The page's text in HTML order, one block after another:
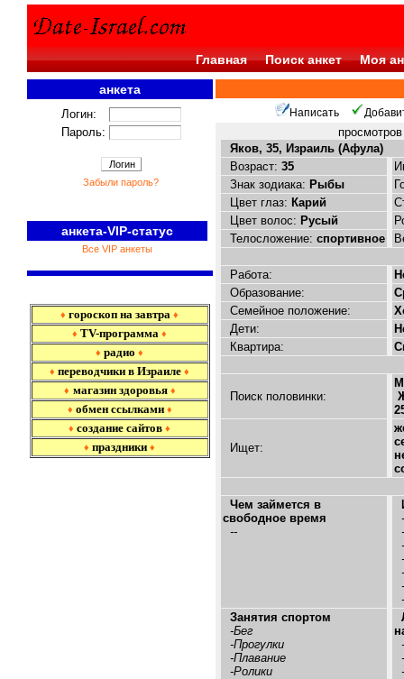
Главная Поиск анкет Моя
анкета
Логин:
Пароль:
Забыли пароль?
анкета-VIP-статус
Все VIP анкеты
♦ гороскоп на завтра ♦
♦ TV-программа ♦
♦ радио ♦
♦ переводчики в Израиле ♦
♦ магазин здоровья ♦
♦ обмен ссылками ♦
♦ создание сайтов ♦
♦ праздники ♦
Написать
Яков, 35, Израиль (Афула)
Возраст: 35
Знак зодиака: Рыбы
Цвет глаз: Карий
Цвет волос: Русый
Телосложение: спортивное
Работа:
Образование:
Семейное положение:
Дети:
Квартира:
Поиск половинки:
Ищет:
Чем займется в
свободное время
--
Занятия спортом
-Бег
-Прогулки
-Плавание
-Ролики